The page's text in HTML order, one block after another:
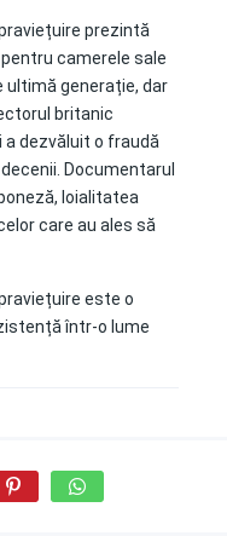
prezintă
camerele sale
ultimă generație, dar
britanic
dezvăluit o fraudă
Documentarul
loialitatea
care au ales să
este o
într-o lume